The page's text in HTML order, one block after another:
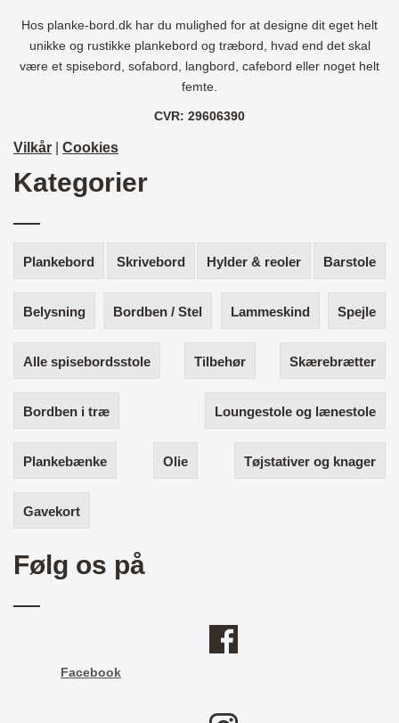
Hos planke-bord.dk har du mulighed for at designe dit eget helt
unikke og rustikke plankebord og træbord, hvad end det skal
være et spisebord, sofabord, langbord, cafebord eller noget helt
femte.
CVR: 29606390
Vilkår Cookies
Kategorier
Plankebord Skrivebord Hylder & reoler Barstole
Belysning Bordben / Stel Lammeskind Spejle
Alle spisebordsstole Tilbehør Skærebrætter
Bordben i træ Loungestole og lænestole
Plankebænke Olie Tøjstativer og knager
Gavekort
Følg os på
Facebook